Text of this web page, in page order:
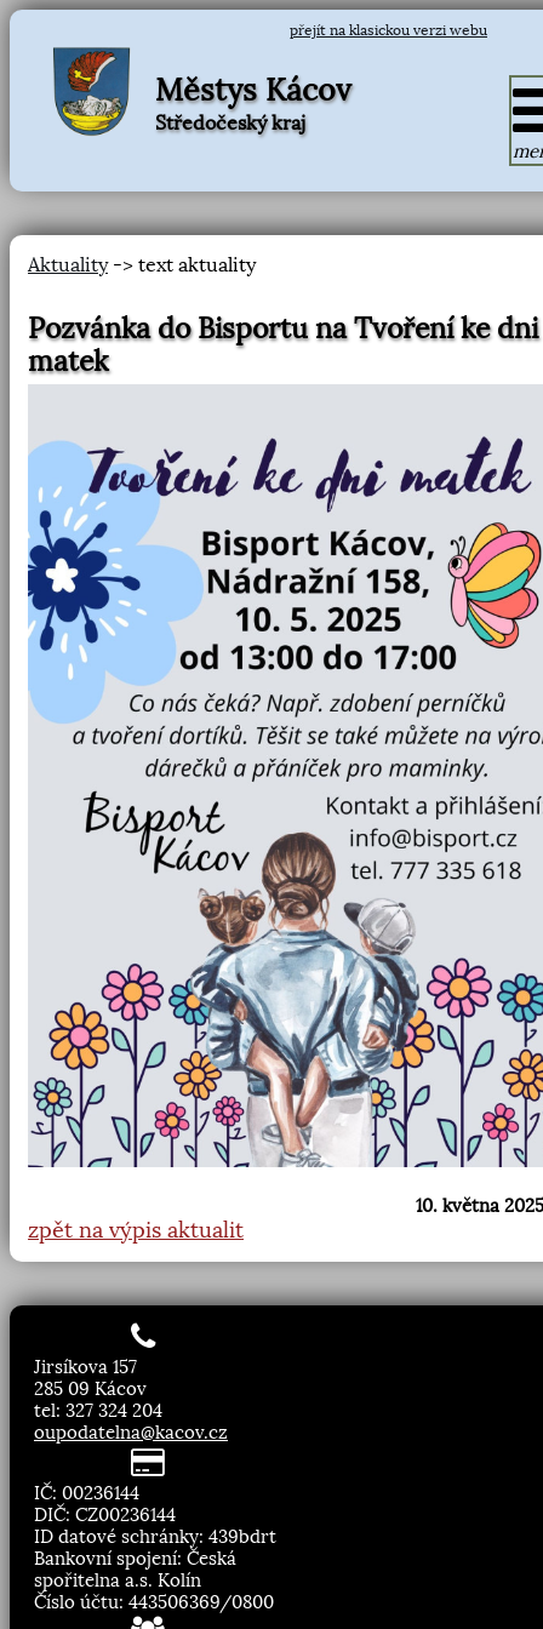
přejít na klasickou verzi webu
Městys Kácov
Středočeský kraj
Aktuality-> text aktuality
Pozvánka do Bisportu na Tvoření ke dni
matek
10. května
zpět na výpis aktualit
Jirsíkova 157
285 09 Kácov
tel: 327 324 204
oupodatelna@kacov.cz
IČ: 00236144
DIČ: CZ00236144
ID datové schránky: 439bdrt
Bankovní spojení: Česká
spořitelna a.s. Kolín
Číslo účtu: 443506369/0800